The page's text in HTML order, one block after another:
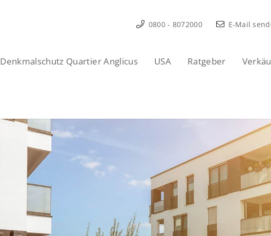
0800 - 8072000 E-Mail
Denkmalschutz Quartier Anglicus USA Ratgeber